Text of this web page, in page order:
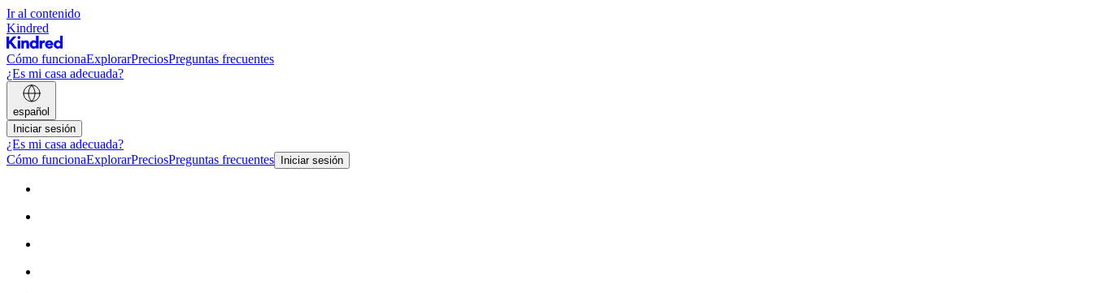
Ir al contenido
Kindred
Cómo funcionaExplorarPreciosPreguntas frecuentes
¿Es mi casa adecuada?
español
Iniciar sesión
¿Es mi casa adecuada?
Cómo funcionaExplorarPreciosPreguntas frecuentes Iniciar sesión